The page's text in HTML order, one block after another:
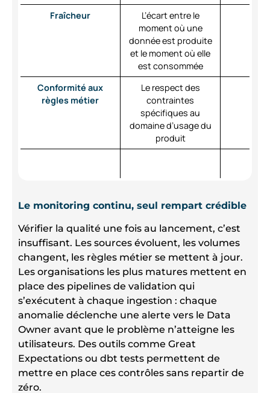
Fraîcheur
L’écart entre le
moment où une
donnée est produite
et le moment où elle
est consommée
Conformité aux
règles métier
Le respect des
contraintes
spécifiques au
domaine d’usage du
produit
Le monitoring continu, seul rempart crédible
Vérifier la qualité une fois au lancement, c’est
insuffisant. Les sources évoluent, les volumes
changent, les règles métier se mettent à jour.
Les organisations les plus matures mettent en
place des pipelines de validation qui
s’exécutent à chaque ingestion : chaque
anomalie déclenche une alerte vers le Data
Owner avant que le problème n’atteigne les
utilisateurs. Des outils comme Great
Expectations ou dbt tests permettent de
mettre en place ces contrôles sans repartir de
zéro.